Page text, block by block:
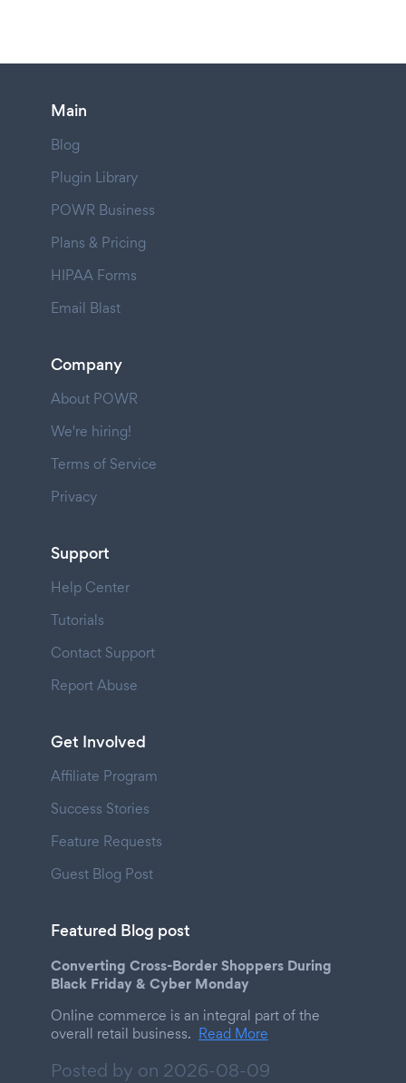
Main
Blog
Plugin Library
POWR Business
Plans & Pricing
HIPAA Forms
Email Blast
Company
About POWR
We're hiring!
Terms of Service
Privacy
Support
Help Center
Tutorials
Contact Support
Report Abuse
Get Involved
Affiliate Program
Success Stories
Feature Requests
Guest Blog Post
Featured Blog post
Converting Cross-Border Shoppers During
Black Friday & Cyber Monday
Online commerce is an integral part of the
overall retail business. Read More
Posted by on 2026-08-09